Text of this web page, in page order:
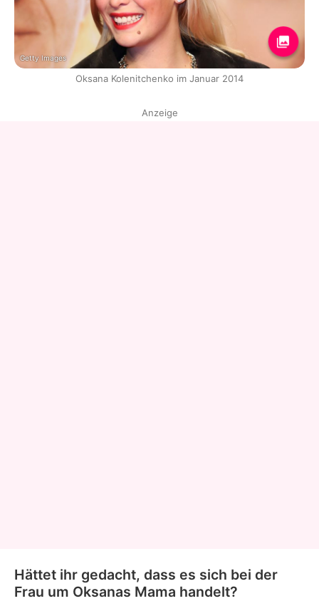
Getty Images
Oksana Kolenitchenko im Januar 2014
Anzeige
Hättet ihr gedacht, dass es sich bei der
Frau um Oksanas Mama handelt?